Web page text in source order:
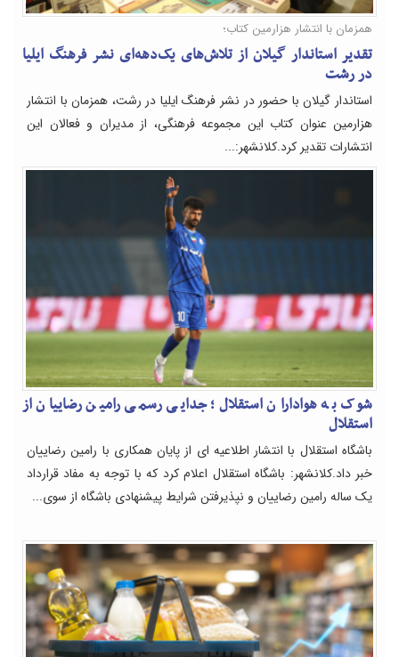
همزمان با انتشار هزارمین کتاب؛
تقدیر استاندار گیلان از تلاش‌های یک‌دهه‌ای نشر فرهنگ ایلیا
در رشت
استاندار گیلان با حضور در نشر فرهنگ ایلیا در رشت، همزمان با انتشار
هزارمین عنوان کتاب این مجموعه فرهنگی، از مدیران و فعالان این
انتشارات تقدیر کرد.کلانشهر:...
شوک به هواداران استقلال؛ جدایی رسمی رامین رضاییان از
استقلال
باشگاه استقلال با انتشار اطلاعیه ای از پایان همکاری با رامین رضاییان
خبر داد.کلانشهر: باشگاه استقلال اعلام کرد که با توجه به مفاد قرارداد
یک ساله رامین رضاییان و نپذیرفتن شرایط پیشنهادی باشگاه از سوی...